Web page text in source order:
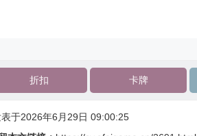
折扣 卡牌
表于2026年6月29日 09:00:25